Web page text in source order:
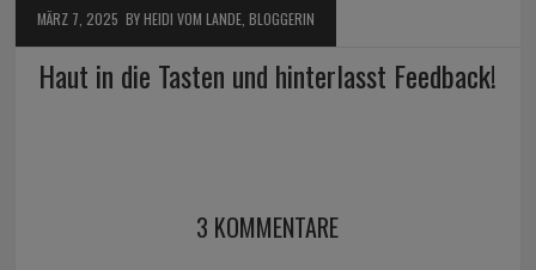
MÄRZ 7, 2025 BY HEIDI VOM LANDE, BLOGGERIN
Haut in die Tasten und hinterlasst Feedback!
3 KOMMENTARE